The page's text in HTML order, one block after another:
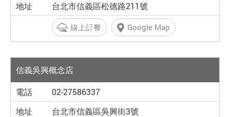
台北市信義區松德路211號
線上訂餐 Google Map
信義吳興概念店
02-27586337
台北市信義區吳興街3號